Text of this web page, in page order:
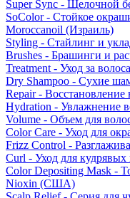
Super Sync - Щелочной
SoColor - Стойкое
Moroccanoil (Израиль)
Styling - Стайлинг и
Brushes - Брашинги и
Treatment - Уход за
Dry Shampoo - Сухие
Repair - Восстановление
Hydration - Увлажнение
Volume - Объем для
Color Care - Уход для
Frizz Control -
Curl - Уход для кудрявых
Color Depositing Mask -
Nioxin (США)